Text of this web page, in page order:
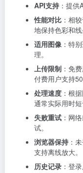
API支持 ：提
性能对比 ：相
地保持色彩和线
适用图像 ：特
理。
上传限制 ：免
付费用户支持
处理速度 ：根
通常实际用时短
失败重试 ：网
试。
浏览器保持 ：
支持离线放大。
历史记录 ：登